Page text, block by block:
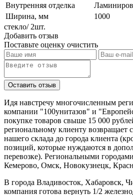
Внутренняя отделка
Ширина, мм
1000
стекло/ 2шт.
Добавить отзыв
Поставьте оценку очистить
Идя навстречу многочисленным
компании "100унитазов" и
покупке товаров свыше 15 000
региональному клиенту возвращает
нашего склада до города клиента
позиций, которые нуждаются в
перевозке). Региональными
Кемерово, Омск, Новокузнецк,
В города Владивосток, Хабаровск,
компания готова вернуть 1/2